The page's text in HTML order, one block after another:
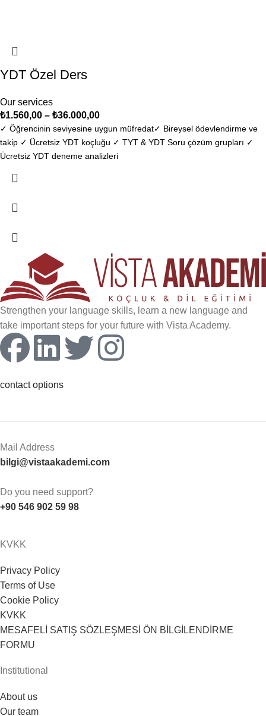
YDT Özel Ders
Our services
₺1.560,00 – ₺36.000,00
✓ Öğrencinin seviyesine uygun müfredat​ ✓ Bireysel ödevlendirme ve
takip ✓ Ücretsiz YDT koçluğu ✓ TYT & YDT Soru çözüm grupları ✓
Ücretsiz YDT deneme analizleri
Strengthen your language skills, learn a new language and
take important steps for your future with Vista Academy.
contact options
Mail Address
bilgi@vistaakademi.com
Do you need support?
+90 546 902 59 98
KVKK
Privacy Policy
Terms of Use
Cookie Policy
KVKK
MESAFELİ SATIŞ SÖZLEŞMESİ ÖN BİLGİLENDİRME
FORMU
Institutional
About us
Our team